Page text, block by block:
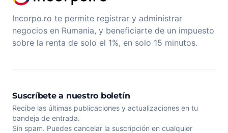
Incorpo.ro te permite registrar y administrar
negocios en Rumania, y beneficiarte de un impuesto
sobre la renta de solo el 1%, en solo 15 minutos.
Suscríbete a nuestro boletín
Recibe las últimas publicaciones y actualizaciones en tu
bandeja de entrada.
Sin spam. Puedes cancelar la suscripción en cualquier